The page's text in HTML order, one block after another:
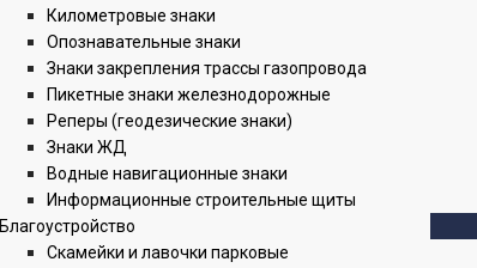
Километровые знаки
Опознавательные знаки
Знаки закрепления трассы газопровода
Пикетные знаки железнодорожные
Реперы (геодезические знаки)
Знаки ЖД
Водные навигационные знаки
Информационные строительные щиты
Благоустройство
Скамейки и лавочки парковые